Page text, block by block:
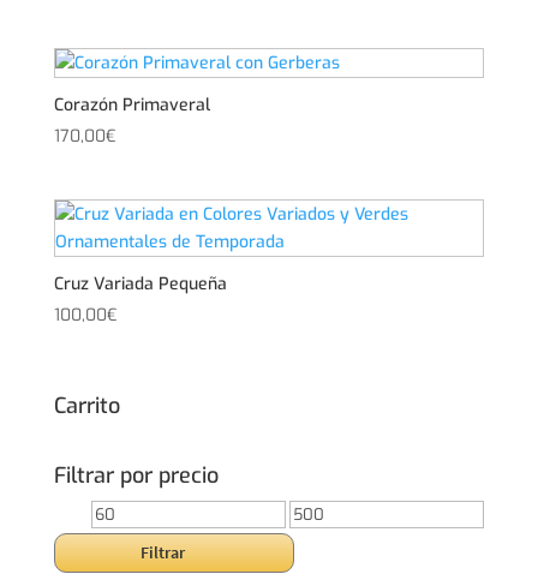
Corazón Primaveral
170,00€
Cruz Variada Pequeña
100,00€
Carrito
Filtrar por precio
Precio
mínimo
Precio
máximo
Filtrar